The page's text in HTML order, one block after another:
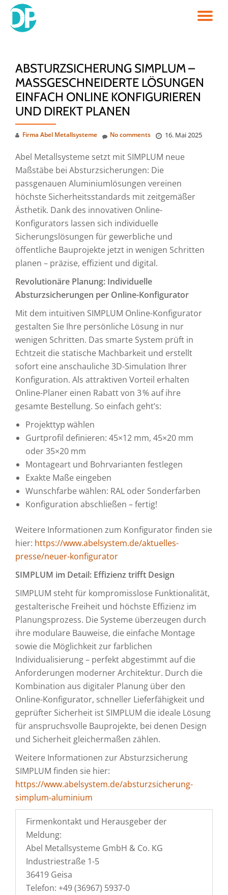
Skip
ABSTURZSICHERUNG SIMPLUM –
MASSGESCHNEIDERTE LÖSUNGEN E
INFACH ONLINE KONFIGURIEREN U
ND DIREKT PLANEN
Firma Abel Metallsysteme 16. Mai 2025
No comments
Abel Metallsysteme setzt mit SIMPLUM neue
Maßstäbe bei Absturzsicherungen: Die
passgenauen Aluminiumlösungen vereinen
höchste Sicherheitsstandards mit zeitgemäßer
Ästhetik. Dank des innovativen Online-
Konfigurators lassen sich individuelle
Sicherungslösungen für gewerbliche und
öffentliche Bauprojekte jetzt in wenigen Schritten
planen – präzise, effizient und digital.
Revolutionäre Planung: Individuelle
Absturzsicherungen per Online-Konfigurator
Mit dem intuitiven SIMPLUM Online-Konfigurator
gestalten Sie Ihre persönliche Lösung in nur
wenigen Schritten. Das smarte System prüft in
Echtzeit die statische Machbarkeit und erstellt
sofort eine anschauliche 3D-Simulation Ihrer
Konfiguration. Als attraktiven Vorteil erhalten
Online-Planer einen Rabatt von 3 % auf ihre
gesamte Bestellung. So einfach geht’s:
Projekttyp wählen
Gurtprofil definieren: 45×12 mm, 45×20 mm
oder 35×20 mm
Montageart und Bohrvarianten festlegen
Exakte Maße eingeben
Wunschfarbe wählen: RAL oder Sonderfarben
Konfiguration abschließen – fertig!
Weitere Informationen zum Konfigurator finden sie
hier: https://www.abelsystem.de/aktuelles-
presse/neuer-konfigurator
SIMPLUM im Detail: Effizienz trifft Design
SIMPLUM steht für kompromisslose Funktionalität,
gestalterische Freiheit und höchste Effizienz im
Planungsprozess. Die Systeme überzeugen durch
ihre modulare Bauweise, die einfache Montage
sowie die Möglichkeit zur farblichen
Individualisierung – perfekt abgestimmt auf die
Anforderungen moderner Architektur. Durch die
Kombination aus digitaler Planung über den
Online-Konfigurator, schneller Lieferfähigkeit und
geprüfter Sicherheit ist SIMPLUM die ideale Lösung
für anspruchsvolle Bauprojekte, bei denen Design
und Sicherheit gleichermaßen zählen.
Weitere Informationen zur Absturzsicherung
SIMPLUM finden sie hier:
https://www.abelsystem.de/absturzsicherung-
simplum-aluminium
Firmenkontakt und Herausgeber der
Meldung:
Abel Metallsysteme GmbH & Co. KG
Industriestraße 1-5
36419 Geisa
Telefon: +49 (36967) 5937-0